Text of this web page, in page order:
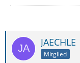
JAECHLE
Mitglied